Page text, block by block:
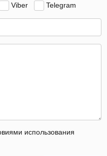
Viber Telegram
использования